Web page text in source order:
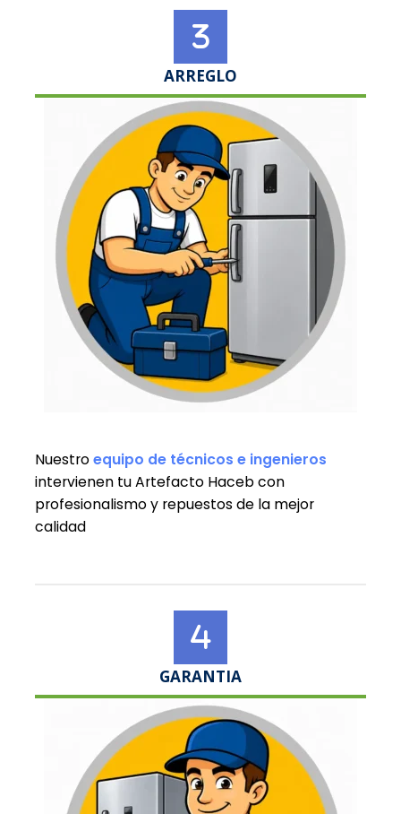
ARREGLO
Nuestroequipo de técnicos e ingenieros
intervienen tu Artefacto Haceb con
profesionalismo y repuestos de la mejor
calidad
GARANTIA